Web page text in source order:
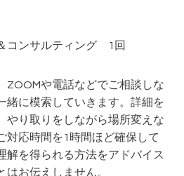
コンサルティング 1回
ZOOMや電話などでご相談しな
緒に模索していきます。詳細を
やり取りをしながら場所変えな
対応時間を1時間ほど確保して
解を得られる方法をアドバイス
はお伝えしません。